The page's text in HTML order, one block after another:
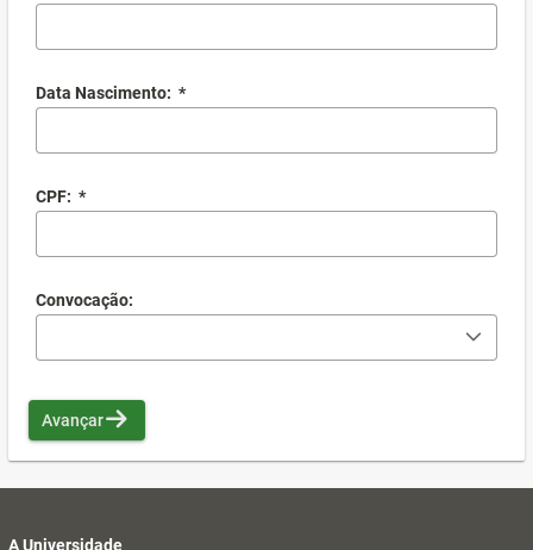
Data Nascimento: *
CPF: *
Convocação:
Avançar
A Universidade